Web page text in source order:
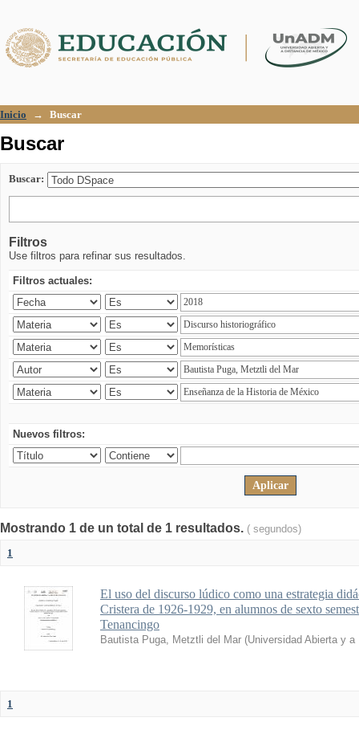
Inicio → Buscar
Buscar
Buscar:
Filtros
Use filtros para refinar sus resultados.
Filtros actuales:
Nuevos filtros:
Mostrando 1 de un total de 1 resultados. ( segundos)
1
El uso del discurso lúdico como una estrategia
Cristera de 1926-1929, en alumnos de sexto
Tenancingo
Bautista Puga, Metztli del Mar (Universidad Abierta y
1